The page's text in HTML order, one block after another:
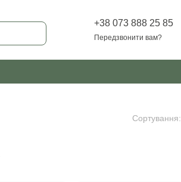
+38 073 888 25 85
Передзвонити вам?
Сортування: